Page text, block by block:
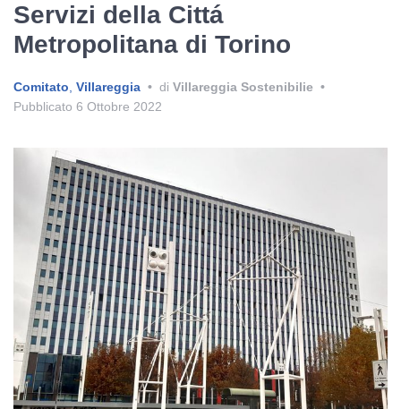
Servizi della Cittá
Metropolitana di Torino
Comitato Villareggia • di Villareggia Sostenibilie •
Pubblicato 6 Ottobre 2022